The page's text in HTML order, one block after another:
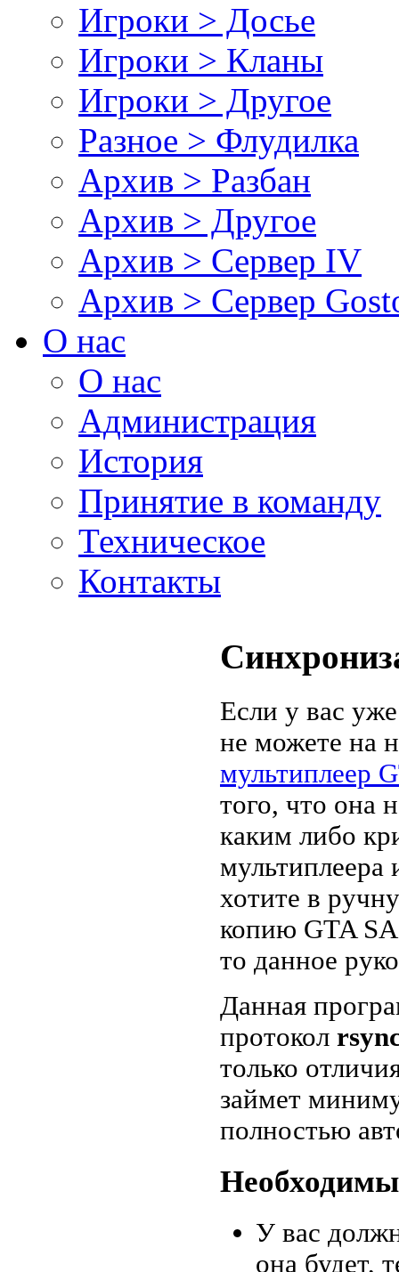
Игроки > Досье
Игроки > Кланы
Игроки > Другое
Разное > Флудилка
Архив > Разбан
Архив > Другое
Архив > Сервер IV
Архив > Сервер
О нас
О нас
Администрация
История
Принятие в команду
Техническое
Контакты
Если у вас
не можете на
мультиплеер
того, что она
каким либо
мультиплеера
хотите в
копию GTA
то данное
Данная
протокол
только
займет
полностью
У вас
она будет,